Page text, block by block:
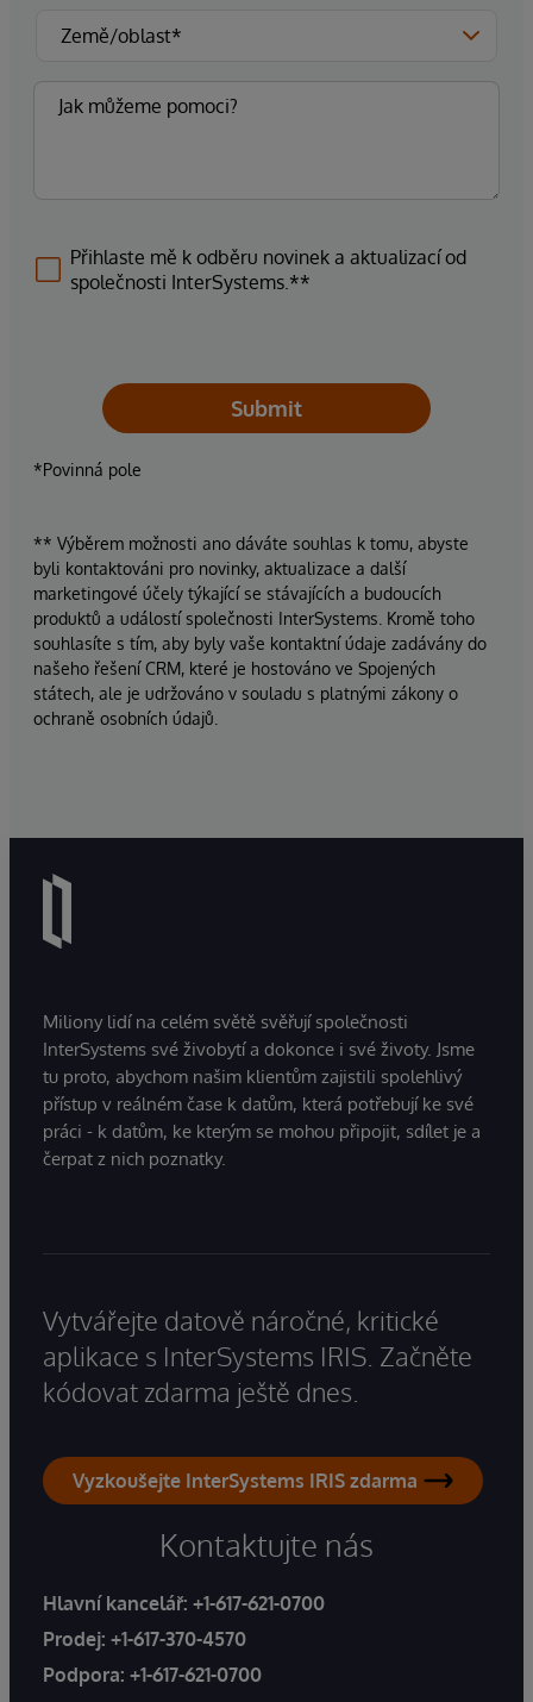
Přihlaste mě k odběru novinek a aktualizací od
společnosti InterSystems.**
Submit
*Povinná pole
** Výběrem možnosti ano dáváte souhlas k tomu, abyste
byli kontaktováni pro novinky, aktualizace a další
marketingové účely týkající se stávajících a budoucích
produktů a událostí společnosti InterSystems. Kromě toho
souhlasíte s tím, aby byly vaše kontaktní údaje zadávány do
našeho řešení CRM, které je hostováno ve Spojených
státech, ale je udržováno v souladu s platnými zákony o
ochraně osobních údajů.
Miliony lidí na celém světě svěřují společnosti
InterSystems své živobytí a dokonce i své životy. Jsme
tu proto, abychom našim klientům zajistili spolehlivý
přístup v reálném čase k datům, která potřebují ke své
práci - k datům, ke kterým se mohou připojit, sdílet je a
čerpat z nich poznatky.
Vytvářejte datově náročné, kritické
aplikace s InterSystems IRIS. Začněte
kódovat zdarma ještě dnes.
Vyzkoušejte InterSystems IRIS zdarma
Kontaktujte nás
Hlavní kancelář: +1-617-621-0700
Prodej: +1-617-370-4570
Podpora: +1-617-621-0700